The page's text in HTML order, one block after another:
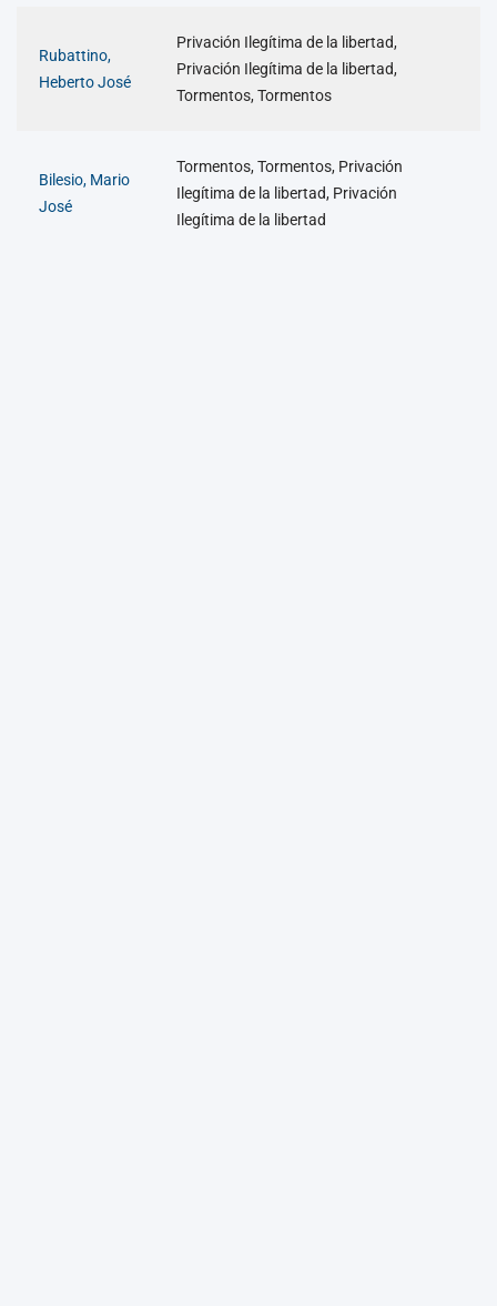
Rubattino,
Heberto José
Privación Ilegítima de la libertad,
Privación Ilegítima de la libertad,
Tormentos, Tormentos
Bilesio, Mario
José
Tormentos, Tormentos, Privación
Ilegítima de la libertad, Privación
Ilegítima de la libertad